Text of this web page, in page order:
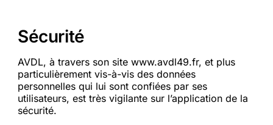
Sécurité
AVDL, à travers son site www.avdl49.fr, et plus
particulièrement vis-à-vis des données
personnelles qui lui sont confiées par ses
utilisateurs, est très vigilante sur l’application de la
sécurité.